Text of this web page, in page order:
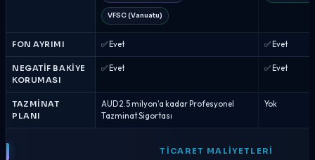
VFSC (Vanuatu)
FON AYRIMI ✅ Evet ✅ Evet
NEGATIF BAKIYE
KORUMASI
✅ Evet ✅ Evet
TAZMINAT
PLANI
AUD 2.5 milyon'a kadar Profesyonel
Tazminat Sigortası
Yok
TICARET MALIYETLERI